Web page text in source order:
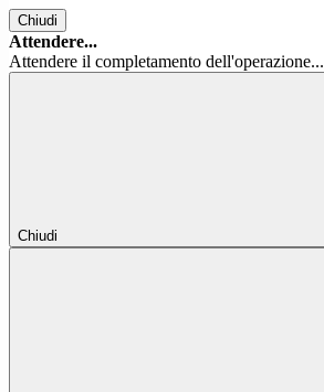
Chiudi
Attendere...
Attendere il completamento dell'operazione...
Chiudi